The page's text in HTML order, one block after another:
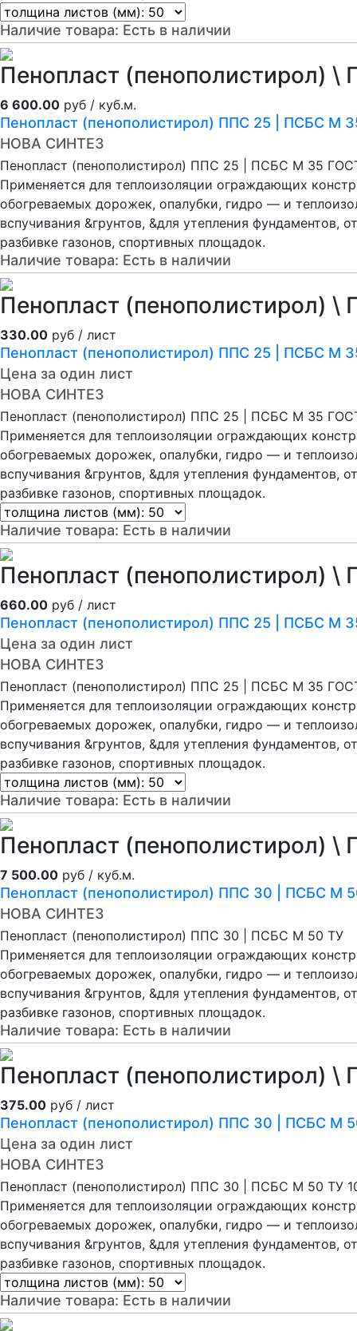
Наличие товара: Есть в наличии
Пенопласт
6 600.00 руб / куб.м.
Пенопласт (пенополистирол) ППС 25 | ПСБС М
НОВА СИНТЕЗ
Пенопласт (пенополистирол) ППС 25 | ПСБС М 35
Применяется для теплоизоляции ограждающих
обогреваемых дорожек, опалубки, гидро — и
вспучивания &грунтов, &для утепления фундаментов,
разбивке газонов, спортивных площадок.
Наличие товара: Есть в наличии
Пенопласт
330.00 руб / лист
Пенопласт (пенополистирол) ППС 25 | ПСБС М
Цена за один лист
НОВА СИНТЕЗ
Пенопласт (пенополистирол) ППС 25 | ПСБС М 35
Применяется для теплоизоляции ограждающих
обогреваемых дорожек, опалубки, гидро — и
вспучивания &грунтов, &для утепления фундаментов,
разбивке газонов, спортивных площадок.
Наличие товара: Есть в наличии
Пенопласт
660.00 руб / лист
Пенопласт (пенополистирол) ППС 25 | ПСБС М
Цена за один лист
НОВА СИНТЕЗ
Пенопласт (пенополистирол) ППС 25 | ПСБС М 35
Применяется для теплоизоляции ограждающих
обогреваемых дорожек, опалубки, гидро — и
вспучивания &грунтов, &для утепления фундаментов,
разбивке газонов, спортивных площадок.
Наличие товара: Есть в наличии
Пенопласт (пенополистирол)
7 500.00 руб / куб.м.
Пенопласт (пенополистирол) ППС 30 | ПСБС М
НОВА СИНТЕЗ
Пенопласт (пенополистирол) ППС 30 | ПСБС М 50 ТУ
Применяется для теплоизоляции ограждающих
обогреваемых дорожек, опалубки, гидро — и
вспучивания &грунтов, &для утепления фундаментов,
разбивке газонов, спортивных площадок.
Наличие товара: Есть в наличии
Пенопласт (пенополистирол)
375.00 руб / лист
Пенопласт (пенополистирол) ППС 30 | ПСБС М
Цена за один лист
НОВА СИНТЕЗ
Пенопласт (пенополистирол) ППС 30 | ПСБС М 50 ТУ
Применяется для теплоизоляции ограждающих
обогреваемых дорожек, опалубки, гидро — и
вспучивания &грунтов, &для утепления фундаментов,
разбивке газонов, спортивных площадок.
Наличие товара: Есть в наличии